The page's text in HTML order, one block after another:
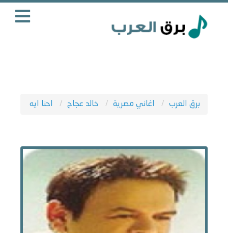
برق العرب اغاني مصرية خالد عجاج احنا ايه